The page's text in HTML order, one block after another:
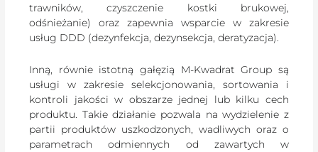
trawników, czyszczenie kostki brukowej,
odśnieżanie) oraz zapewnia wsparcie w zakresie
usług DDD (dezynfekcja, dezynsekcja, deratyzacja).
Inną, równie istotną gałęzią M-Kwadrat Group są
usługi w zakresie selekcjonowania, sortowania i
kontroli jakości w obszarze jednej lub kilku cech
produktu. Takie działanie pozwala na wydzielenie z
partii produktów uszkodzonych, wadliwych oraz o
parametrach odmiennych od zawartych w